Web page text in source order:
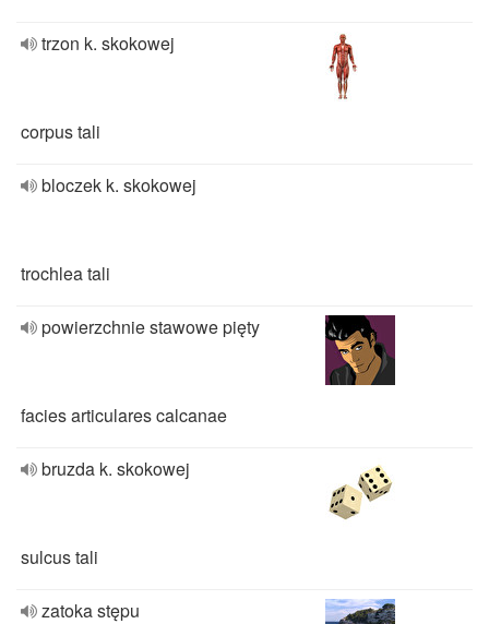
trzon k. skokowej
corpus tali
bloczek k. skokowej
trochlea tali
powierzchnie stawowe pięty
facies articulares calcanae
bruzda k. skokowej
sulcus tali
zatoka stępu